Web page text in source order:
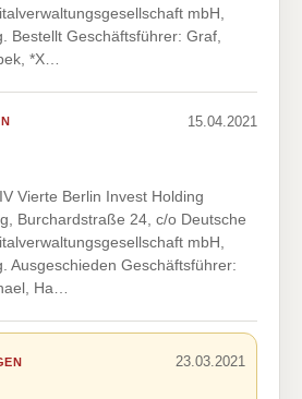
mbH,
Bestellt Geschäftsführer: Graf,
*X…
15.04.2021
Vierte Berlin Invest Holding
Burchardstraße 24, c/o Deutsche
mbH,
Ausgeschieden Geschäftsführer:
Ha…
23.03.2021